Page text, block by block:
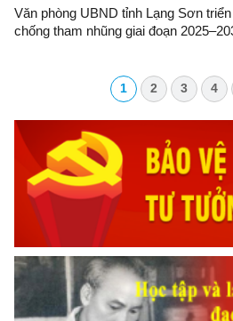
Văn phòng UBND tỉnh Lạng Sơn
chống tham nhũng giai đoạn
1 2 3 4